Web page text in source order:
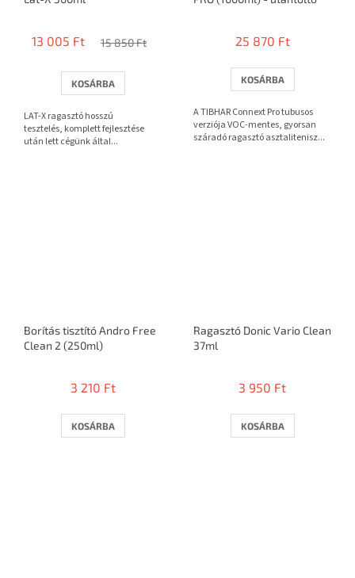
13 005 Ft 15 850 Ft
KOSÁRBA
LAT-X ragasztó hosszú
tesztelés, komplett fejlesztése
után lett cégünk által...
25 870 Ft
KOSÁRBA
A TIBHAR Connext Pro tubusos
verziója VOC-mentes, gyorsan
száradó ragasztó asztalitenisz...
Borítás tisztító Andro Free
Clean 2 (250ml)
3 210 Ft
KOSÁRBA
Ragasztó Donic Vario Clean
37ml
3 950 Ft
KOSÁRBA